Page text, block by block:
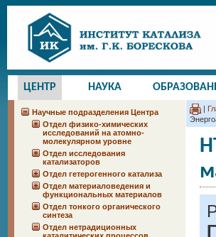
ЦЕНТР НАУКА
Научные подразделения Центра
Отдел физико-химических
исследований на атомно-
молекулярном уровне
Отдел исследования
катализаторов
Отдел гетерогенного катализа
Отдел материаловедения и
функциональных материалов
Отдел тонкого органического
синтеза
Отдел нетрадиционных
|